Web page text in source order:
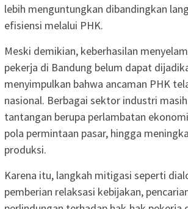
lebih menguntungkan dibandingkan
efisiensi melalui PHK.
Meski demikian, keberhasilan
pekerja di Bandung belum dapat
menyimpulkan bahwa ancaman PHK
nasional. Berbagai sektor industri
tantangan berupa perlambatan
pola permintaan pasar, hingga
produksi.
Karena itu, langkah mitigasi seperti
pemberian relaksasi kebijakan,